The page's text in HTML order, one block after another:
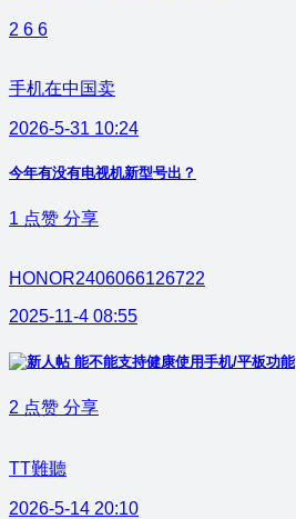
2 6 6
手机在中国卖
2026-5-31 10:24
今年有没有电视机新型号出？
1 点赞 分享
HONOR2406066126722
2025-11-4 08:55
能不能支持健康使用手机/平板功能
2 点赞 分享
TT難聽
2026-5-14 20:10